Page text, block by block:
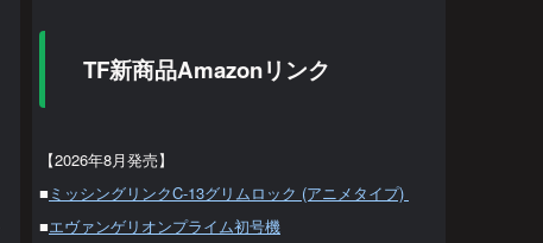
TF新商品Amazonリンク
【2026年8月発売】
■ ミッシングリンクC-13グリムロック (アニメタイプ)
■エヴァンゲリオンプライム初号機